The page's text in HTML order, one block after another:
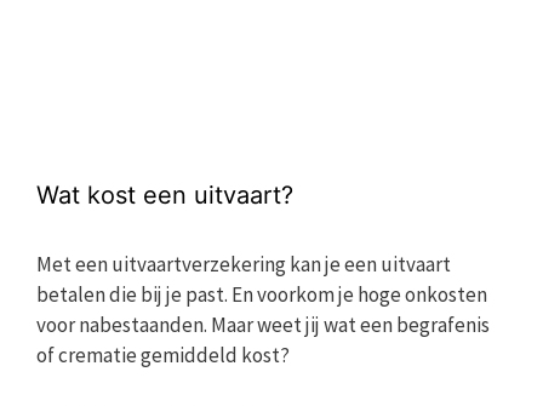
Wat kost een uitvaart?
Met een uitvaartverzekering kan je een uitvaart
betalen die bij je past. En voorkom je hoge onkosten
voor nabestaanden. Maar weet jij wat een begrafenis
of crematie gemiddeld kost?